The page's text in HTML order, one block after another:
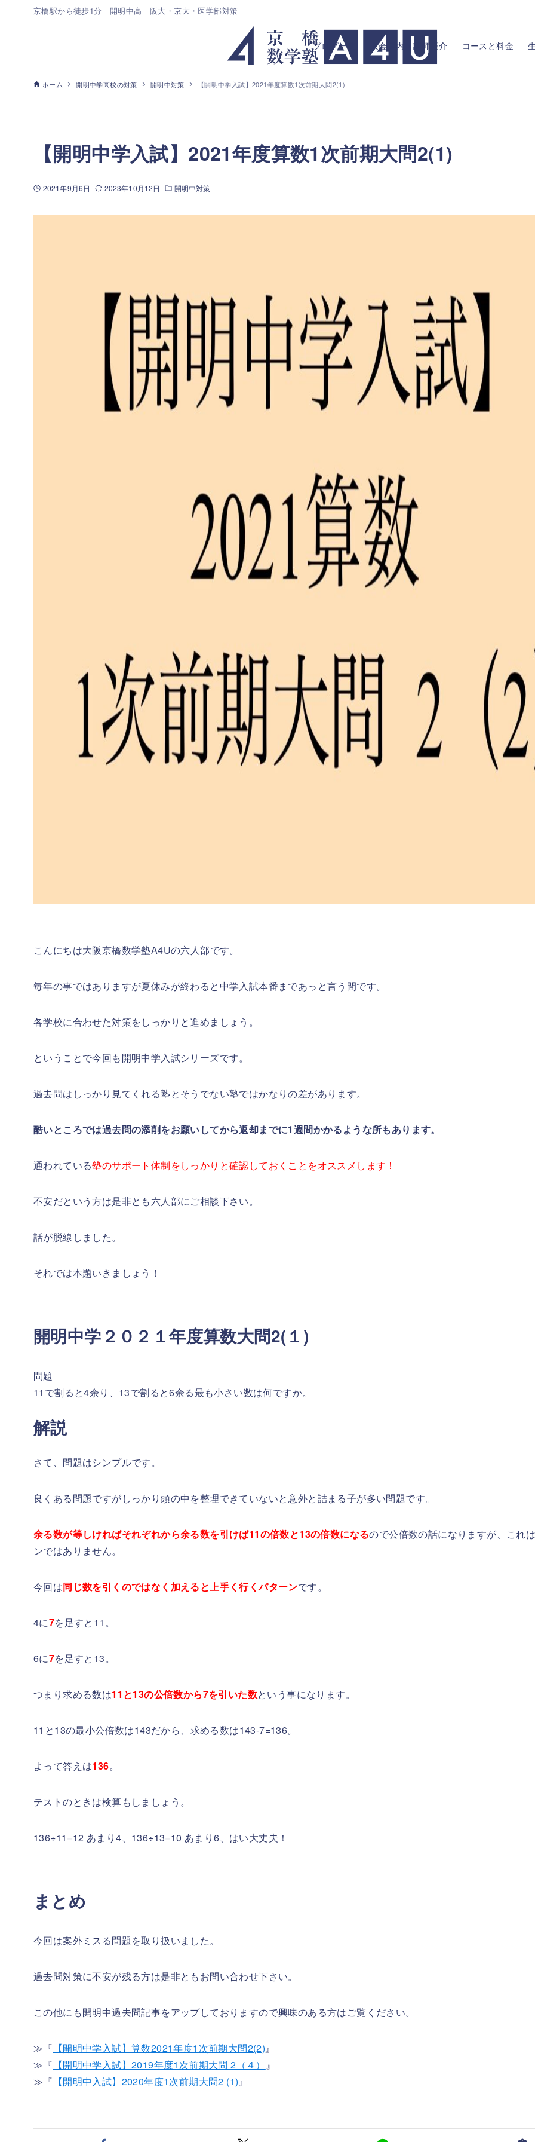
京橋駅から徒歩1分｜開明中高｜阪大・京大・医学部対策
ブログ一覧 入会案内・講師紹介 コースと料金
ホーム 開明中学高校の対策 開明中対策 【開明中学入試】2021年度算数1次前期大問2(1)
【開明中学入試】2021年度算数1次前期大問2(1)
2021年9月6日 2023年10月12日 開明中対策
こんにちは大阪京橋数学塾A4Uの六人部です。
毎年の事ではありますが夏休みが終わると中学入試本番まであっと言う間です。
各学校に合わせた対策をしっかりと進めましょう。
ということで今回も開明中学入試シリーズです。
過去問はしっかり見てくれる塾とそうでない塾ではかなりの差があります。
酷いところでは過去問の添削をお願いしてから返却までに1週間かかるような所もあります。
通われている塾のサポート体制をしっかりと確認しておくことをオススメします！
不安だという方は是非とも六人部にご相談下さい。
話が脱線しました。
それでは本題いきましょう！
開明中学２０２１年度算数大問2(１)
問題
11で割ると4余り、13で割ると6余る最も小さい数は何ですか。
解説
さて、問題はシンプルです。
良くある問題ですがしっかり頭の中を整理できていないと意外と詰まる子が多い問題です。
余る数が等しければそれぞれから余る数を引けば11の倍数と13の倍数になるので公倍数の話になりますが、これ
ンではありません。
今回は同じ数を引くのではなく加えると上手く行くパターンです。
4に7を足すと11。
6に7を足すと13。
つまり求める数は11と13の公倍数から7を引いた数という事になります。
11と13の最小公倍数は143だから、求める数は143-7=136。
よって答えは136。
テストのときは検算もしましょう。
136÷11=12 あまり4、136÷13=10 あまり6、はい大丈夫！
まとめ
今回は案外ミスる問題を取り扱いました。
過去問対策に不安が残る方は是非ともお問い合わせ下さい。
この他にも開明中過去問記事をアップしておりますので興味のある方はご覧ください。
≫『 【開明中学入試】算数2021年度1次前期大問2(2) 』
≫『 【開明中学入試】2019年度1次前期大問 2（４）
』
≫『 【開明中入試】2020年度1次前期大問2 (1) 』